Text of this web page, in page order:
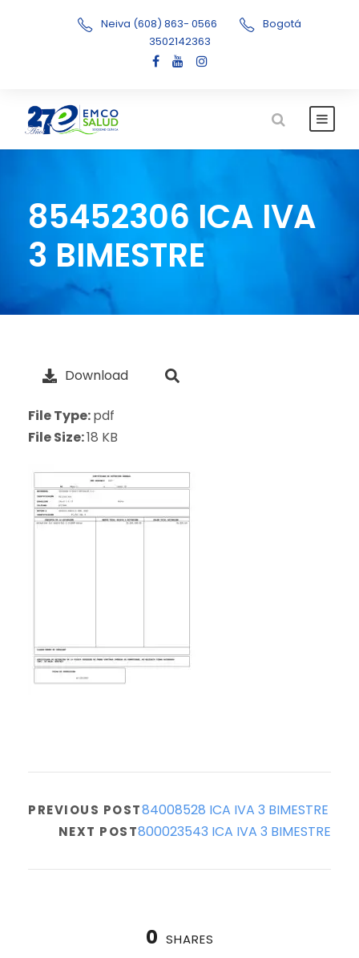
Neiva (608) 863- 0566
Bogotá
3502142363
85452306 ICA IVA
3 BIMESTRE
Download
File Type:pdf
File Size:18 KB
PREVIOUS POST84008528 ICA IVA 3 BIMESTRE
NEXT POST800023543 ICA IVA 3 BIMESTRE
0 SHARES